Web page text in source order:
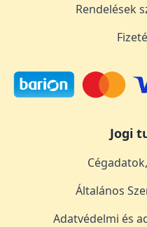
Rendelések
Jogi
Általános
Adatvédelmi és